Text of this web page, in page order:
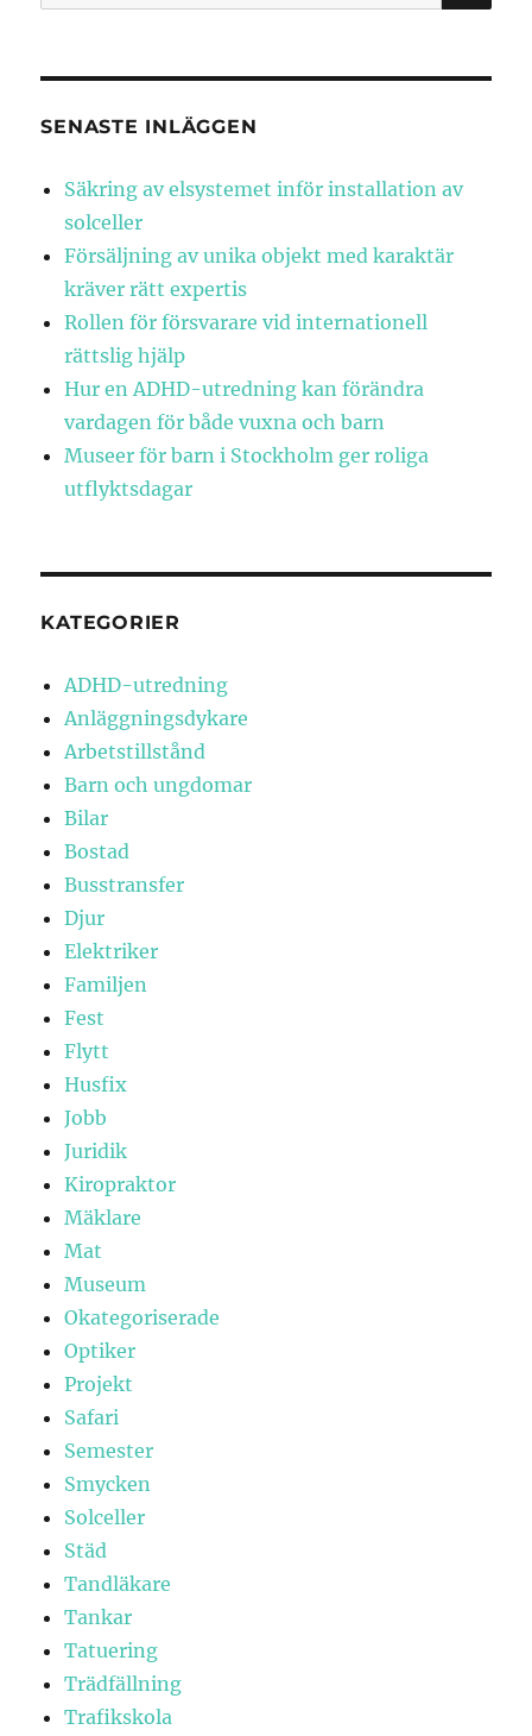
efter:
SENASTE INLÄGGEN
Säkring av elsystemet inför installation av
solceller
Försäljning av unika objekt med karaktär
kräver rätt expertis
Rollen för försvarare vid internationell
rättslig hjälp
Hur en ADHD-utredning kan förändra
vardagen för både vuxna och barn
Museer för barn i Stockholm ger roliga
utflyktsdagar
KATEGORIER
ADHD-utredning
Anläggningsdykare
Arbetstillstånd
Barn och ungdomar
Bilar
Bostad
Busstransfer
Djur
Elektriker
Familjen
Fest
Flytt
Husfix
Jobb
Juridik
Kiropraktor
Mäklare
Mat
Museum
Okategoriserade
Optiker
Projekt
Safari
Semester
Smycken
Solceller
Städ
Tandläkare
Tankar
Tatuering
Trädfällning
Trafikskola